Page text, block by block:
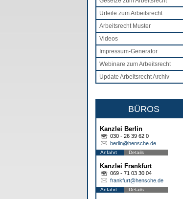
Urteile zum Arbeitsrecht
Arbeitsrecht Muster
Videos
Impressum-Generator
Webinare zum Arbeitsrecht
Update Arbeitsrecht Archiv
BÜROS
Kanzlei Berlin
030 - 26 39 62 0
berlin@hensche.de
Anfahrt Details
Kanzlei Frankfurt
069 - 71 03 30 04
frankfurt@hensche.de
Anfahrt Details